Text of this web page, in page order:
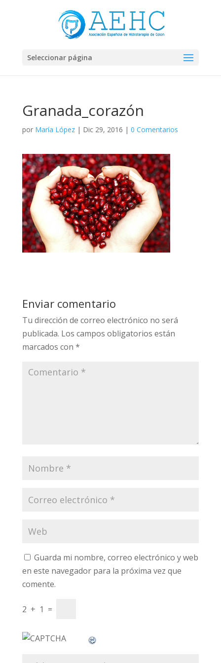
Seleccionar página
Granada_corazón
por María López| Dic 29, 2016 | 0 Comentarios
Enviar comentario
Tu dirección de correo electrónico no será
publicada. Los campos obligatorios están
marcados con *
Guarda mi nombre, correo electrónico y web
en este navegador para la próxima vez que
comente.
2 + 1 =